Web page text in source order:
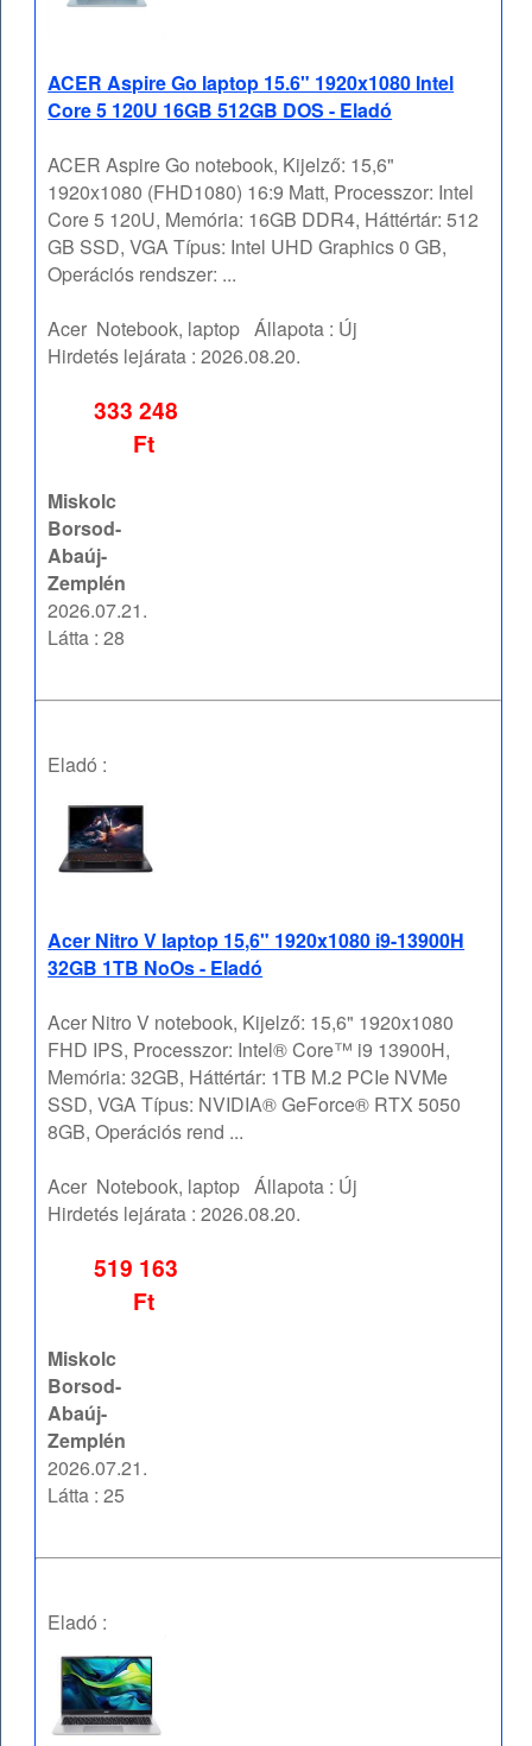
ACER Aspire Go laptop 15.6" 1920x1080 Intel
Core 5 120U 16GB 512GB DOS - Eladó
ACER Aspire Go notebook, Kijelző: 15,6"
1920x1080 (FHD1080) 16:9 Matt, Processzor: Intel
Core 5 120U, Memória: 16GB DDR4, Háttértár: 512
GB SSD, VGA Típus: Intel UHD Graphics 0 GB,
Operációs rendszer: ...
Acer Notebook, laptop Állapota : Új
Hirdetés lejárata :2026.08.20.
333 248
Ft
Miskolc
Borsod-
Abaúj-
Zemplén
2026.07.21.
Látta : 28
Eladó :
Acer Nitro V laptop 15,6" 1920x1080 i9-13900H
32GB 1TB NoOs - Eladó
Acer Nitro V notebook, Kijelző: 15,6" 1920x1080
FHD IPS, Processzor: Intel® Core™ i9 13900H,
Memória: 32GB, Háttértár: 1TB M.2 PCIe NVMe
SSD, VGA Típus: NVIDIA® GeForce® RTX 5050
8GB, Operációs rend ...
Acer Notebook, laptop Állapota : Új
Hirdetés lejárata :2026.08.20.
519 163
Ft
Miskolc
Borsod-
Abaúj-
Zemplén
2026.07.21.
Látta : 25
Eladó :